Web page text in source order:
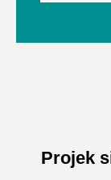
Projek